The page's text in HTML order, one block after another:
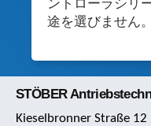
ントローラシリ
途を選びません。
STÖBER
Kieselbronner Straße 12